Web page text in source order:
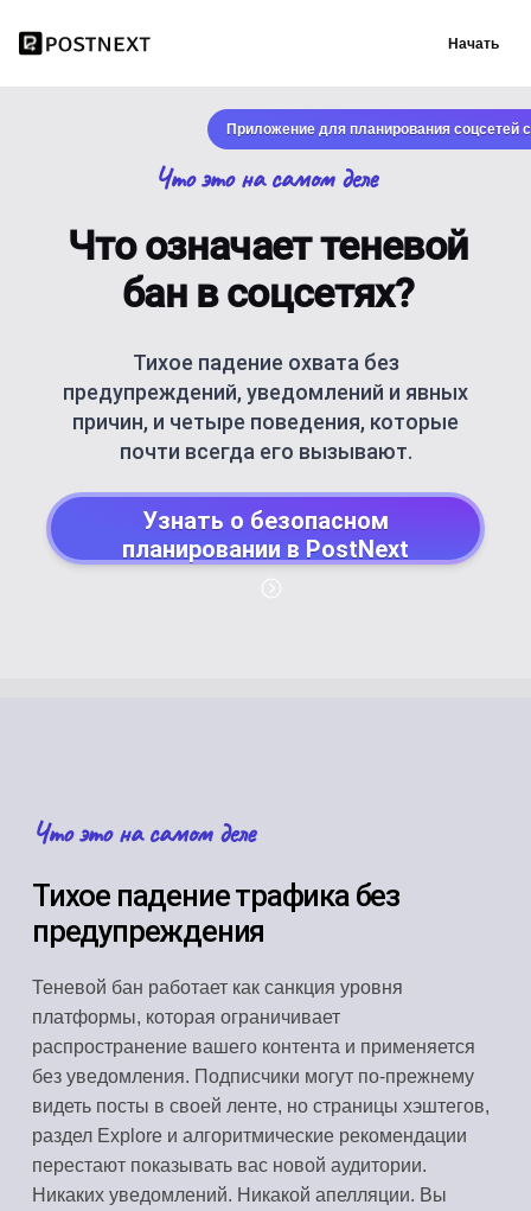
Начать
Приложение для планирования соцсетей
Что это на самом деле
Что означает теневой
бан в соцсетях?
Тихое падение охвата без
предупреждений, уведомлений и явных
причин, и четыре поведения, которые
почти всегда его вызывают.
Узнать о безопасном
планировании в PostNext
Что это на самом деле
Тихое падение трафика без
предупреждения
Теневой бан работает как санкция уровня
платформы, которая ограничивает
распространение вашего контента и применяется
без уведомления. Подписчики могут по-прежнему
видеть посты в своей ленте, но страницы хэштегов,
раздел Explore и алгоритмические рекомендации
перестают показывать вас новой аудитории.
Никаких уведомлений. Никакой апелляции. Вы